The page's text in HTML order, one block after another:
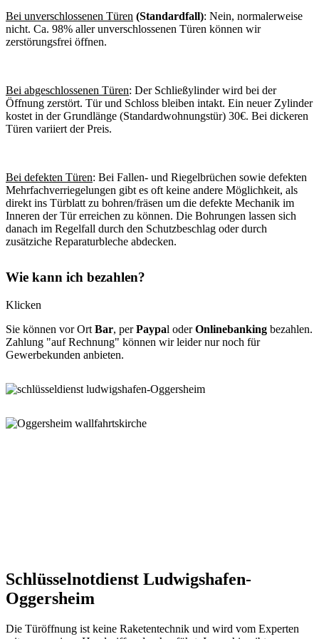
Bei unverschlossenen Türen (Standardfall): Nein, normalerweise
nicht. Ca. 98% aller unverschlossenen Türen können wir
zerstörungsfrei öffnen.
Bei abgeschlossenen Türen: Der Schließylinder wird bei der
Öffnung zerstört. Tür und Schloss bleiben intakt. Ein neuer Zylinder
kostet in der Grundlänge (Standardwohnungstür) 30€. Bei dickeren
Türen variiert der Preis.
Bei defekten Türen: Bei Fallen- und Riegelbrüchen sowie defekten
Mehrfachverriegelungen gibt es oft keine andere Möglichkeit, als
direkt ins Türblatt zu bohren/fräsen um die defekte Mechanik im
Inneren der Tür erreichen zu können. Die Bohrungen lassen sich
danach im Regelfall durch den Schutzbeschlag oder durch
zusätziche Reparaturbleche abdecken.
Wie kann ich bezahlen?
Klicken
Sie können vor Ort Bar, perPaypal oderOnlinebanking bezahlen.
Zahlung "auf Rechnung" können wir leider nur noch für
Gewerbekunden anbieten.
Schlüsselnotdienst Ludwigshafen-
Oggersheim
Die Türöffnung ist keine Raketentechnik und wird vom Experten